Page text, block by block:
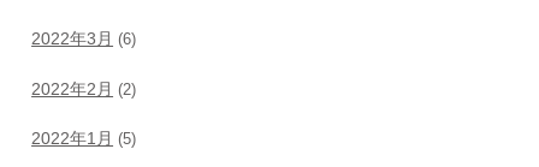
2022年3月 (6)
2022年2月 (2)
2022年1月 (5)